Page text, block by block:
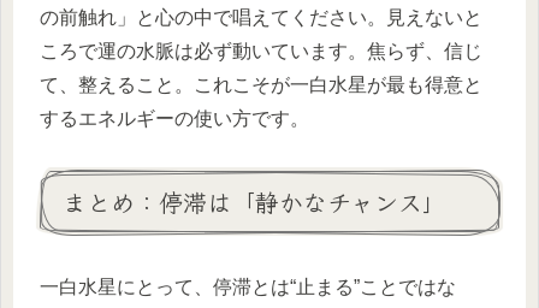
の前触れ」と心の中で唱えてください。見えないと
ころで運の水脈は必ず動いています。焦らず、信じ
て、整えること。これこそが一白水星が最も得意と
するエネルギーの使い方です。
まとめ：停滞は「静かなチャンス」
一白水星にとって、停滞とは“止まる”ことではな